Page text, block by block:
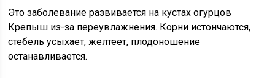
Это заболевание развивается на кустах огурцов
Крепыш из-за переувлажнения. Корни истончаются,
стебель усыхает, желтеет, плодоношение
останавливается.